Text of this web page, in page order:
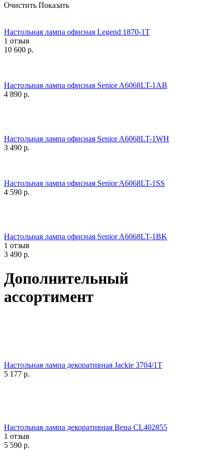
Очистить Показать
Настольная лампа офисная Legend 1870-1T
1 отзыв
10 600 р.
Настольная лампа офисная Senior A6068LT-1AB
4 890 р.
Настольная лампа офисная Senior A6068LT-1WH
3 490 р.
Настольная лампа офисная Senior A6068LT-1SS
4 590 р.
Настольная лампа офисная Senior A6068LT-1BK
1 отзыв
3 490 р.
Дополнительный
ассортимент
Настольная лампа декоративная Jackie 3704/1T
5 177 р.
Настольная лампа декоративная Вена CL402855
1 отзыв
5 590 р.